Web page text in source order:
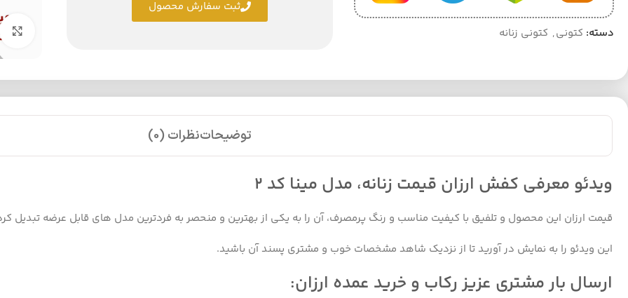
دسته: کتونی, کتونی زنانه
ثبت سفارش محصول
توضیحاتنظرات (0)
ویدئو معرفی کفش ارزان قیمت زنانه، مدل مینا کد 2
قیمت ارزان این محصول و تلفیق با کیفیت مناسب و رنگ پرمصرف، آن را به یکی از بهترین و منحصر به فردترین مدل های قابل عرضه تبدیل
این ویدئو را به نمایش در آورید تا از نزدیک شاهد مشخصات خوب و مشتری پسند آن باشید.
ارسال بار مشتری عزیز رکاب و خرید عمده ارزان: